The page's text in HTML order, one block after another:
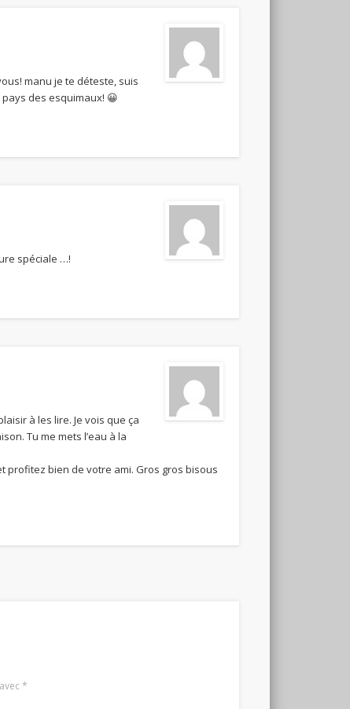
manu je te déteste, suis
des esquimaux! 😀
spéciale …!
à les lire. Je vois que ça
Tu me mets l’eau à la
profitez bien de votre ami. Gros gros bisous
*